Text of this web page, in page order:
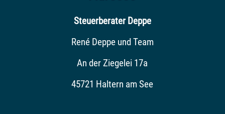
Steuerberater Deppe
René Deppe und Team
An der Ziegelei 17a
45721 Haltern am See